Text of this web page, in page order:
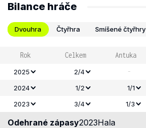
Bilance hráče
Dvouhra Čtyřhra Smíšené čtyřhry
Rok Celkem Antuka
2025 2/4 -
2024 1/2 1/1
2023 3/4 1/3
Odehrané zápasy2023Hala